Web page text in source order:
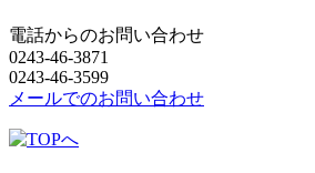
電話からのお問い合わせ
0243-46-3871
0243-46-3599
メールでのお問い合わせ